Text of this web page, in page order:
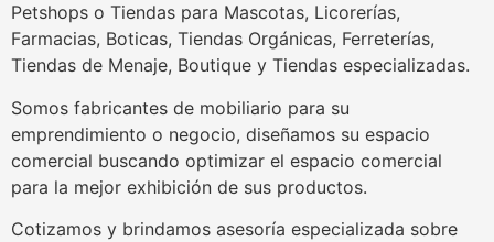
Petshops o Tiendas para Mascotas, Licorerías,
Farmacias, Boticas, Tiendas Orgánicas, Ferreterías,
Tiendas de Menaje, Boutique y Tiendas especializadas.
Somos fabricantes de mobiliario para su
emprendimiento o negocio, diseñamos su espacio
comercial buscando optimizar el espacio comercial
para la mejor exhibición de sus productos.
Cotizamos y brindamos asesoría especializada sobre